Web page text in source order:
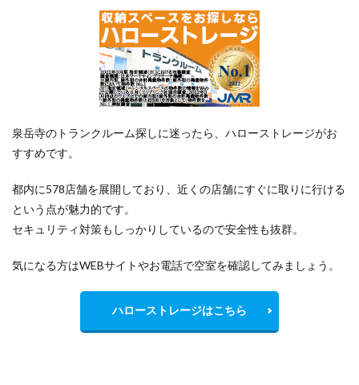
泉岳寺のトランクルーム探しに迷ったら、ハローストレージがお
すすめです。
都内に578店舗を展開しており、近くの店舗にすぐに取りに行ける
という点が魅力的です。
セキュリティ対策もしっかりしているので安全性も抜群。
気になる方はWEBサイトやお電話で空室を確認してみましょう。
ハローストレージはこちら